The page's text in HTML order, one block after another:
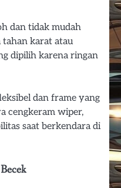
dan tidak mudah
tahan karat atau
dipilih karena ringan
dan frame yang
cengkeram wiper,
saat berkendara di